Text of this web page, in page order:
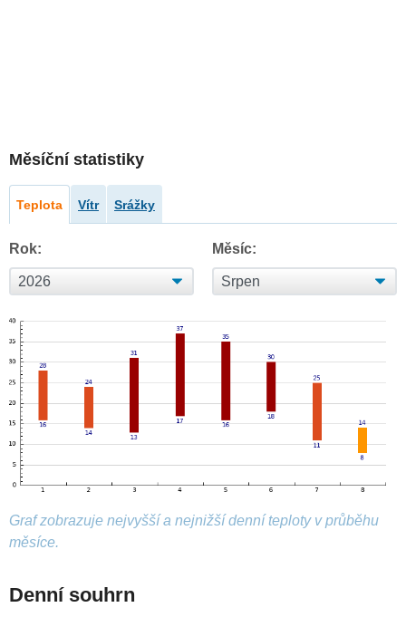
Měsíční statistiky
Teplota Vítr Srážky
Rok: Měsíc:
Graf zobrazuje nejvyšší a nejnižší denní teploty v průběhu
měsíce.
Denní souhrn